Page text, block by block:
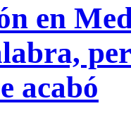
en
acabó